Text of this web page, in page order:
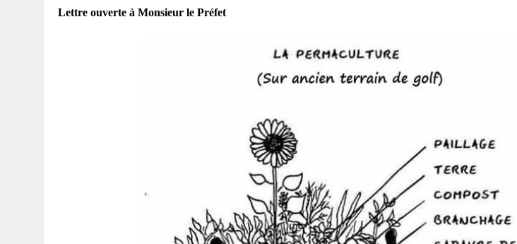
Lettre ouverte à Monsieur le Préfet